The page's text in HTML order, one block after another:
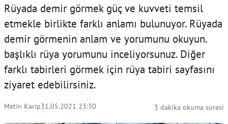
Rüyada demir görmek güç ve kuvveti temsil
etmekle birlikte farklı anlamı bulunuyor. Rüyada
demir görmenin anlam ve yorumunu okuyun.
başlıklı rüya yorumunu inceliyorsunuz. Diğer
farklı tabirleri görmek için rüya tabiri sayfasını
ziyaret edebilirsiniz.
Metin Karip31.05.2021 23:30 3 dakika okuma süresi